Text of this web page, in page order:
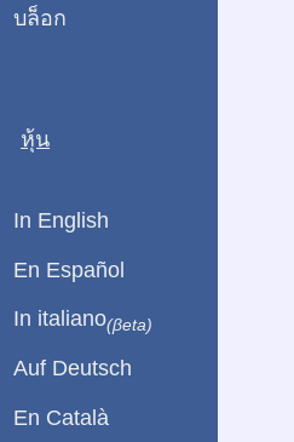
บล็อก
หุ้น
In English
En Español
In italiano(βeta)
Auf Deutsch
En Català